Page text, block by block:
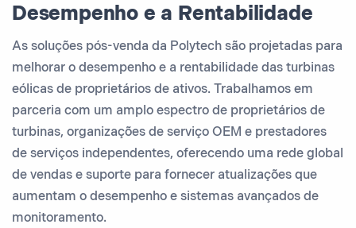
Desempenho e a Rentabilidade
As soluções pós-venda da Polytech são projetadas para
melhorar o desempenho e a rentabilidade das turbinas
eólicas de proprietários de ativos. Trabalhamos em
parceria com um amplo espectro de proprietários de
turbinas, organizações de serviço OEM e prestadores
de serviços independentes, oferecendo uma rede global
de vendas e suporte para fornecer atualizações que
aumentam o desempenho e sistemas avançados de
monitoramento.